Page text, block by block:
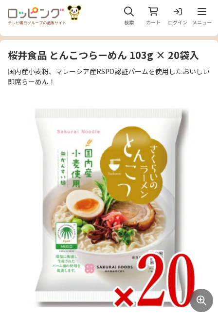
テレビ朝日グループの通販サイト 検索 カート ログイン
メニ
メニュー
桜井食品 とんこつらーめん 103g × 20袋入
国内産小麦粉、マレーシア産RSPO認証パームを使用したおいしい
即席らーめん！